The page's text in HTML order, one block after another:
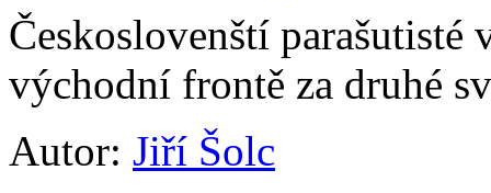
Českoslovenští parašutisté
východní frontě za druhé
Autor: Jiří Šolc